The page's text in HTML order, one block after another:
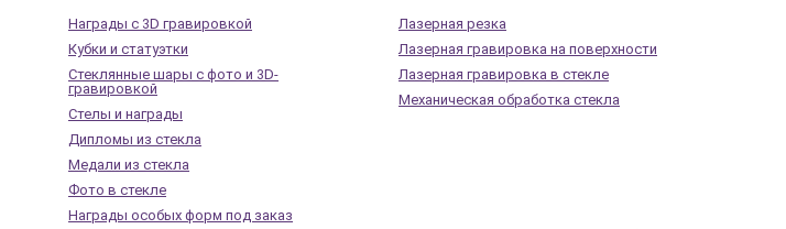
Награды с 3D гравировкой
Кубки и статуэтки
Стеклянные шары с фото и 3D-
гравировкой
Стелы и награды
Дипломы из стекла
Медали из стекла
Фото в стекле
Награды особых форм под заказ
Лазерная резка
Лазерная гравировка на поверхности
Лазерная гравировка в стекле
Механическая обработка стекла